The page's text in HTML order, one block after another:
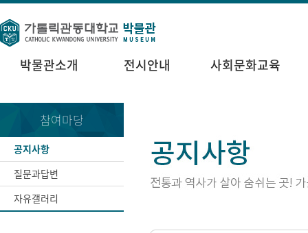
박물관소개 전시안내 사회문화교육
참여마당
공지사항
질문과답변
자유갤러리